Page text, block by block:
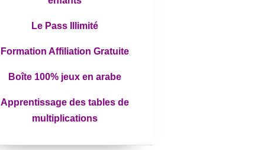
TÉMOIGNAGE
Le Pass Illimité
Formation Affiliation Gratuite
Boîte 100% jeux en arabe
Apprentissage des tables de
multiplications